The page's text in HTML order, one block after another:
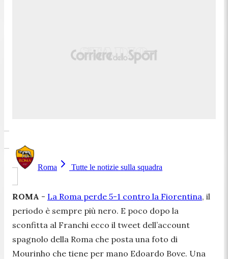
Roma Tutte le notizie sulla squadra
ROMA - La Roma perde 5-1 contro la Fiorentina, il
periodo è sempre più nero. E poco dopo la
sconfitta al Franchi ecco il tweet dell’account
spagnolo della Roma che posta una foto di
Mourinho che tiene per mano Edoardo Bove. Una